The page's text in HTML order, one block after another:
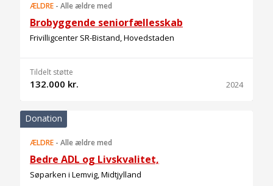
ÆLDRE - Alle ældre med
Brobyggende seniorfællesskab
Frivilligcenter SR-Bistand, Hovedstaden
Tildelt støtte
132.000 kr. 2024
Donation
ÆLDRE - Alle ældre med
Bedre ADL og Livskvalitet,
Søparken i Lemvig, Midtjylland